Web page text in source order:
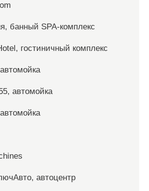
банный SPA-комплекс
гостиничный комплекс
автомойка
автоцентр